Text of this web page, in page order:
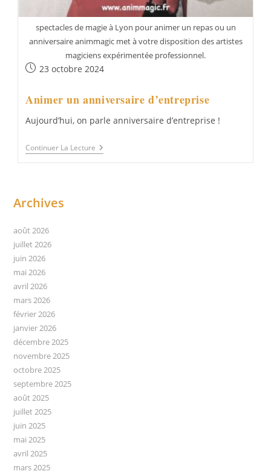
spectacles de magie à Lyon pour animer un repas ou un
anniversaire animmagic met à votre disposition des artistes
magiciens expérimentée professionnel.
Publication
23 octobre 2024
Animer un anniversaire d’entreprise
Aujourd’hui, on parle anniversaire d’entreprise !
Continuer La Lecture Animer
Un
Archives
août 2026
juillet 2026
juin 2026
mai 2026
avril 2026
mars 2026
février 2026
janvier 2026
décembre 2025
novembre 2025
octobre 2025
septembre 2025
août 2025
juillet 2025
juin 2025
mai 2025
avril 2025
mars 2025